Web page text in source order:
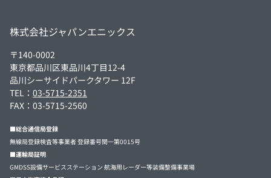
株式会社ジャパンエニックス
〒140-0002
東京都品川区東品川4丁目12-4
品川シーサイドパークタワー 12F
TEL： 03-5715-2351
FAX：03-5715-2560
■総合通信局登録
無線局登録検査等事業者 登録番号関一第0015号
■運輸局証明
GMDSS設備サービスステーション 航海用レーダー等装備整備事業場